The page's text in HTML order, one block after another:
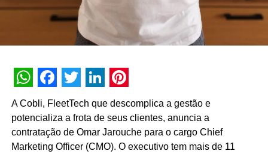
WhatsApp
Facebook
Twitter
LinkedIn
Pinterest
A Cobli, FleetTech que descomplica a gestão e
potencializa a frota de seus clientes, anuncia a
contratação de Omar Jarouche para o cargo Chief
Marketing Officer (CMO). O executivo tem mais de 11